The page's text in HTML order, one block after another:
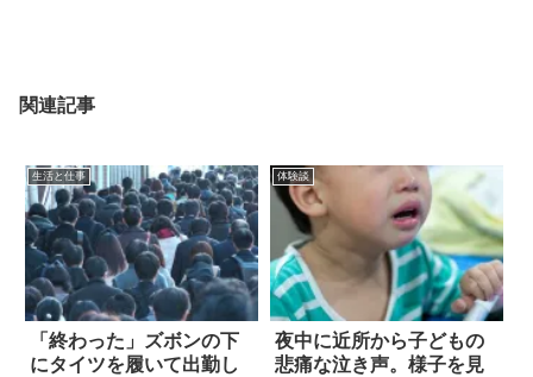
関連記事
生活と仕事
「終わった」ズボンの下
にタイツを履いて出勤し
体験談
夜中に近所から子どもの
悲痛な泣き声。様子を見